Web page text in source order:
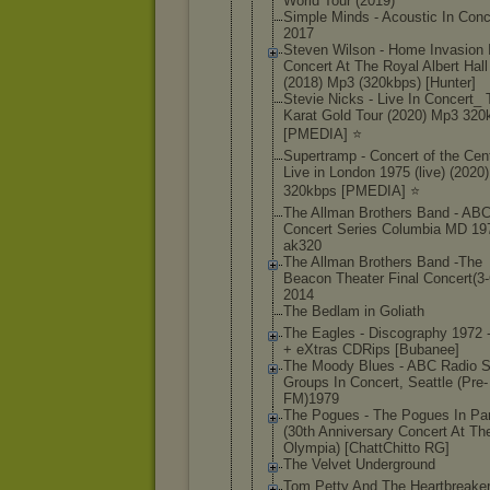
Simple Minds - Acoustic In
2017
Steven Wilson - Home Invasion
Concert At The Royal Albert Hall
(2018) Mp3 (320kbps) [Hunter]
Stevie Nicks - Live In Concert_
Karat Gold Tour (2020) Mp3
[PMEDIA] ⭐️
Supertramp - Concert of the
Live in London 1975 (live)
320kbps [PMEDIA] ⭐️
The Allman Brothers Band - ABC
Concert Series Columbia MD
ak320
The Allman Brothers Band -The
Beacon Theater Final
2014
The Bedlam in Goliath
The Eagles - Discography 1972
+ eXtras CDRips [Bubanee]
The Moody Blues - ABC Radio
Groups In Concert, Seattle (Pre-
FM)1979
The Pogues - The Pogues In
(30th Anniversary Concert At
Olympia) [ChattChitto RG]
The Velvet Underground
Tom Petty And The Heartbreake